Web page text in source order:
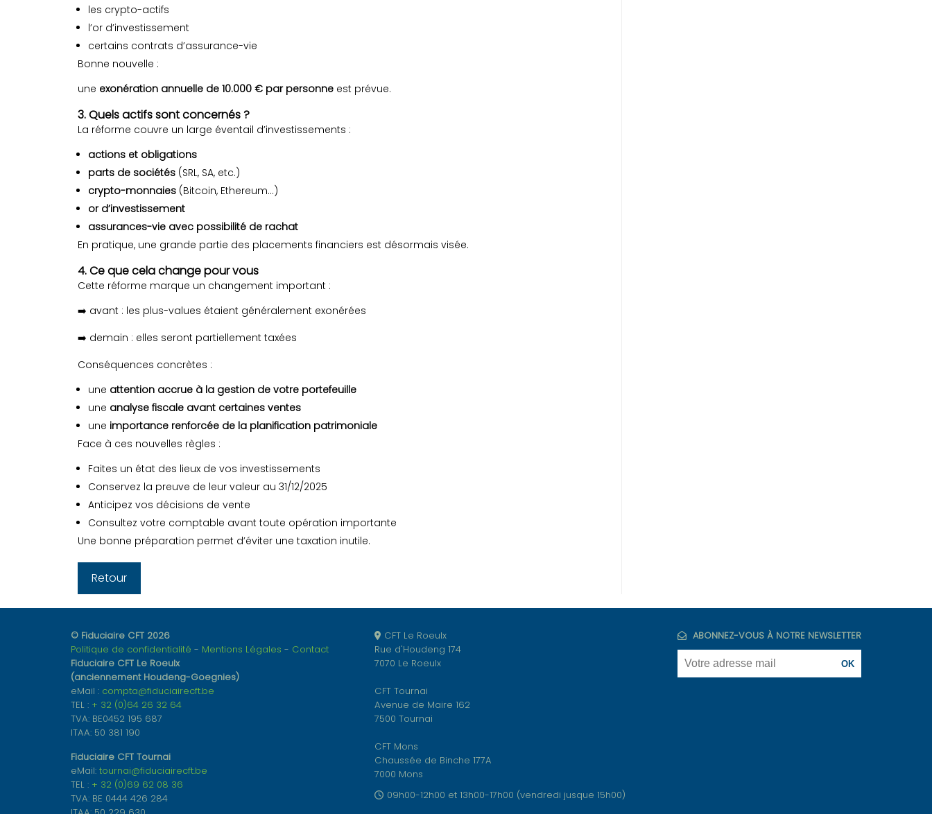
les crypto-actifs
l’or d’investissement
certains contrats d’assurance-vie
Bonne nouvelle :
une exonération annuelle de 10.000 € par personne est prévue.
3. Quels actifs sont concernés ?
La réforme couvre un large éventail d’investissements :
actions et obligations
parts de sociétés (SRL, SA, etc.)
crypto-monnaies (Bitcoin, Ethereum…)
or d’investissement
assurances-vie avec possibilité de rachat
En pratique, une grande partie des placements financiers est désormais visée.
4. Ce que cela change pour vous
Cette réforme marque un changement important :
➡️ avant : les plus-values étaient généralement exonérées
➡️ demain : elles seront partiellement taxées
Conséquences concrètes :
une attention accrue à la gestion de votre portefeuille
une analyse fiscale avant certaines ventes
une importance renforcée de la planification patrimoniale
Face à ces nouvelles règles :
Faites un état des lieux de vos investissements
Conservez la preuve de leur valeur au 31/12/2025
Anticipez vos décisions de vente
Consultez votre comptable avant toute opération importante
Une bonne préparation permet d’éviter une taxation inutile.
Retour
© Fiduciaire CFT 2026
Politique de confidentialité
Mentions Légales
Contact
Fiduciaire CFT Le Roeulx
(anciennement Houdeng-Goegnies)
eMail : compta@fiduciairecft.be
TEL : + 32 (0)64 26 32 64
TVA: BE0452 195 687
ITAA: 50 381 190
Fiduciaire CFT Tournai
eMail: tournai@fiduciairecft.be
TEL : + 32 (0)69 62 08 36
TVA: BE 0444 426 284
CFT Le Roeulx
Rue d'Houdeng 174
7070 Le Roeulx
CFT Tournai
Avenue de Maire 162
7500 Tournai
CFT Mons
Chaussée de Binche 177A
7000 Mons
09h00-12h00 et 13h00-17h00 (vendredi jusque 15h00)
ABONNEZ-VOUS À NOTRE NEWSLETTER